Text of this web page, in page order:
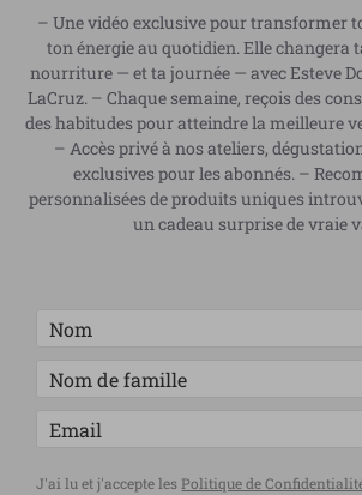
– Une vidéo exclusive pour transformer
ton énergie au quotidien. Elle changera
nourriture — et ta journée — avec Esteve
LaCruz. – Chaque semaine, reçois des
des habitudes pour atteindre la meilleure
– Accès privé à nos ateliers,
exclusives pour les abonnés. –
personnalisées de produits uniques
un cadeau surprise de vraie
J'ai lu et j'accepte les Politique de